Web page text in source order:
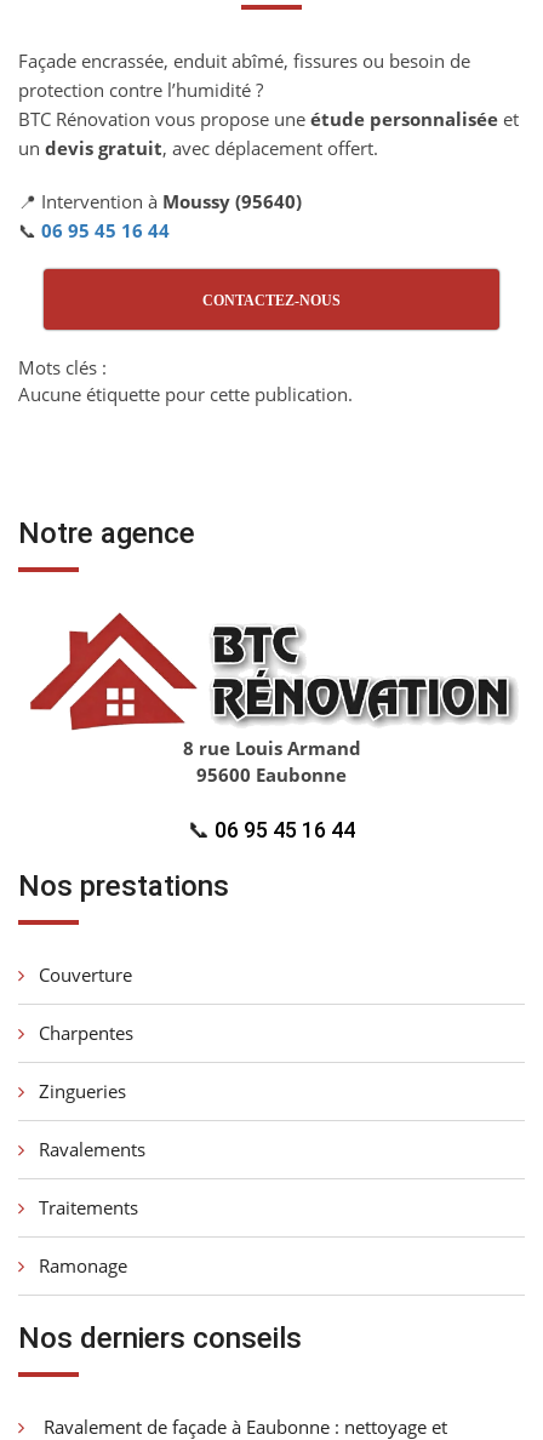
Façade encrassée, enduit abîmé, fissures ou besoin de
protection contre l’humidité ?
BTC Rénovation vous propose une étude personnalisée et
un devis gratuit, avec déplacement offert.
📍 Intervention à Moussy (95640)
📞 06 95 45 16 44
CONTACTEZ-NOUS
Mots clés :
Aucune étiquette pour cette publication.
Notre agence
8 rue Louis Armand
95600 Eaubonne
📞 06 95 45 16 44
Nos prestations
Couverture
Charpentes
Zingueries
Ravalements
Traitements
Ramonage
Nos derniers conseils
Ravalement de façade à Eaubonne : nettoyage et